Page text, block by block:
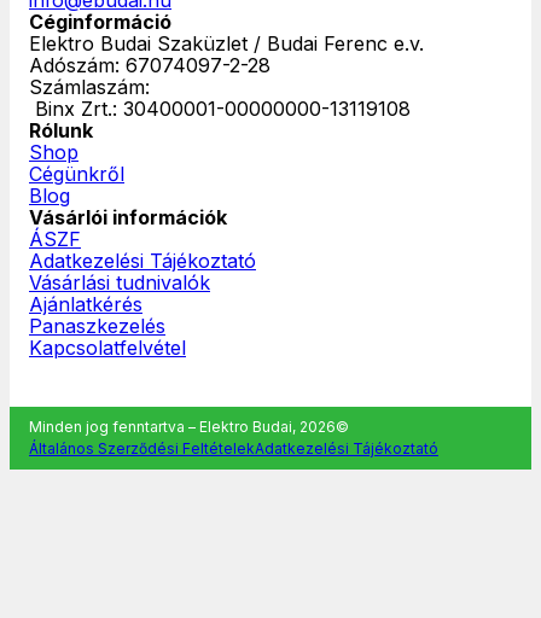
Céginformáció
Elektro Budai Szaküzlet / Budai Ferenc e.v.
Adószám: 67074097-2-28
Számlaszám:
‎ Binx Zrt.: 30400001-00000000-13119108
Rólunk
Shop
Cégünkről
Blog
Vásárlói információk
ÁSZF
Adatkezelési Tájékoztató
Vásárlási tudnivalók
Ajánlatkérés
Panaszkezelés
Kapcsolatfelvétel
Minden jog fenntartva – Elektro Budai, 2026©
Általános Szerződési FeltételekAdatkezelési Tájékoztató